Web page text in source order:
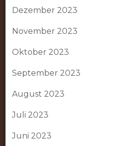
Dezember 2023
November 2023
Oktober 2023
September 2023
August 2023
Juli 2023
Juni 2023